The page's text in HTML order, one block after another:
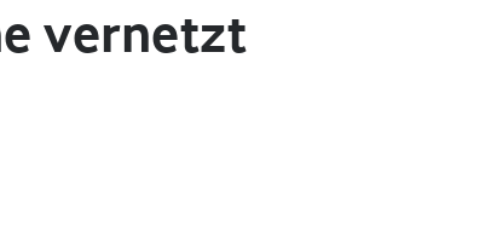
vernetzt